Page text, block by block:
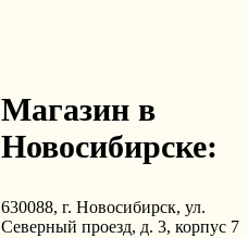
Магазин в
Новосибирске:
630088, г. Новосибирск, ул.
Северный проезд, д. 3, корпус 7